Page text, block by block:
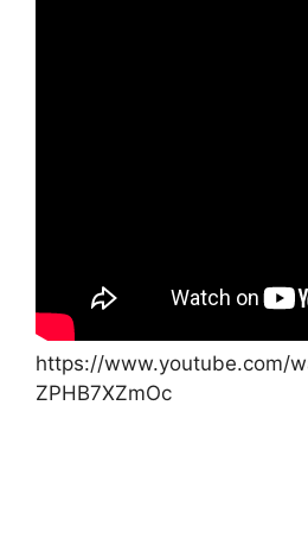
https://www.youtube.com/
ZPHB7XZmOc